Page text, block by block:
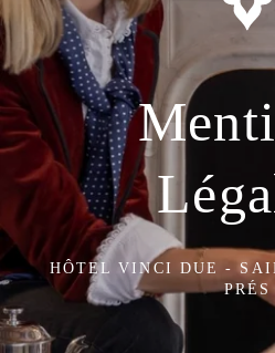
HÔTEL VINCI DUE -
PRÉS